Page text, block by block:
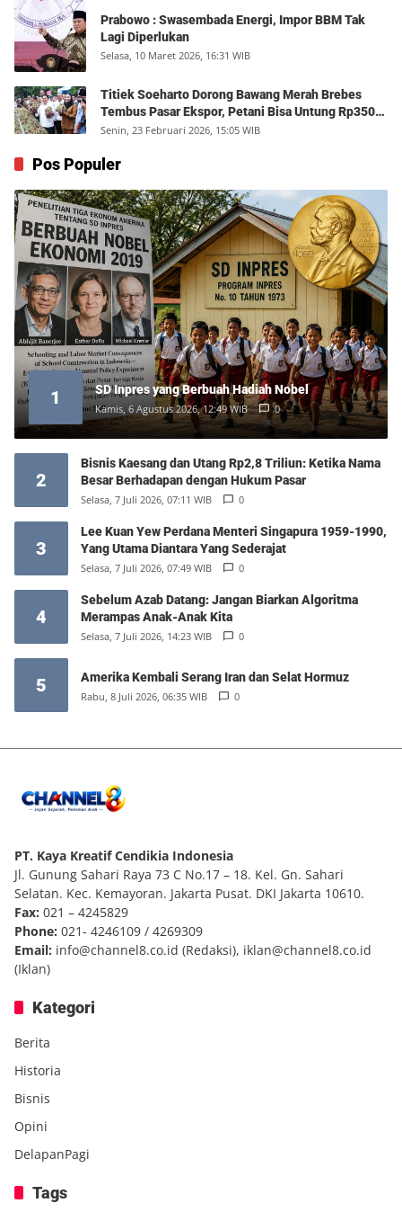
Prabowo : Swasembada Energi, Impor BBM Tak
Lagi Diperlukan
Selasa, 10 Maret 2026, 16:31 WIB
Titiek Soeharto Dorong Bawang Merah Brebes
Tembus Pasar Ekspor, Petani Bisa Untung Rp350
Juta per Hektare
Senin, 23 Februari 2026, 15:05 WIB
Pos Populer
1 SD Inpres yang Berbuah Hadiah Nobel
Kamis, 6 Agustus 2026, 12:49 WIB 0
2
Bisnis Kaesang dan Utang Rp2,8 Triliun: Ketika Nama
Besar Berhadapan dengan Hukum Pasar
Selasa, 7 Juli 2026, 07:11 WIB 0
3
Lee Kuan Yew Perdana Menteri Singapura 1959-1990,
Yang Utama Diantara Yang Sederajat
Selasa, 7 Juli 2026, 07:49 WIB 0
4
Sebelum Azab Datang: Jangan Biarkan Algoritma
Merampas Anak-Anak Kita
Selasa, 7 Juli 2026, 14:23 WIB 0
5 Amerika Kembali Serang Iran dan Selat Hormuz
Rabu, 8 Juli 2026, 06:35 WIB 0
PT. Kaya Kreatif Cendikia Indonesia
Jl. Gunung Sahari Raya 73 C No.17 – 18. Kel. Gn. Sahari
Selatan. Kec. Kemayoran. Jakarta Pusat. DKI Jakarta 10610.
Fax: 021 – 4245829
Phone: 021- 4246109 / 4269309
Email: info@channel8.co.id (Redaksi), iklan@channel8.co.id
(Iklan)
Kategori
Berita
Historia
Bisnis
Opini
DelapanPagi
Tags